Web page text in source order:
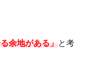
余地がある」と考